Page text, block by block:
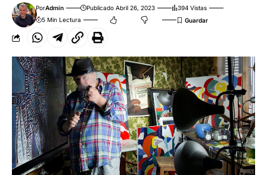
PorAdmin Publicado Abril 26, 2023
394 Vistas
5 Min Lectura